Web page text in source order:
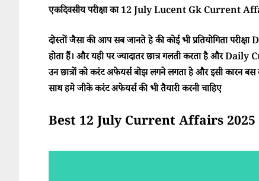
एकदिवसीय परीक्षा का 12 July Lucent Gk Current
दोस्तों जैसा की आप सब जानते हे की कोई भी प्रतियोगिता
होता हैं। और यही पर ज्यादातर छात्र गलती करता है और
उन छात्रों को करंट अफेयर्स बोझ लगने लगता हे और इसी कारन बस
साथ हमे जीके करंट अफेयर्स की भी तैयारी करनी चाहिए
Best 12 July Current Affairs 2025